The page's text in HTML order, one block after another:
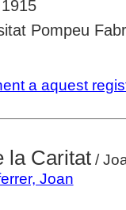
Pompeu
a aquest
la Caritat/
Joan